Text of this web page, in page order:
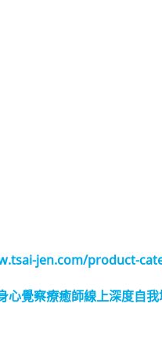
jen.com/product-
心覺察療癒師線上深度自